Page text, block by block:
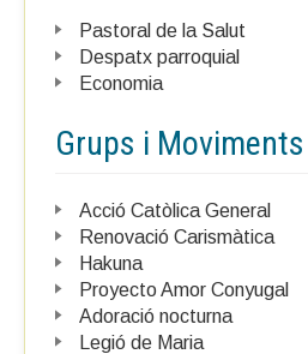
Pastoral de la Salut
Despatx parroquial
Economia
Grups i Moviments
Acció Catòlica General
Renovació Carismàtica
Hakuna
Proyecto Amor Conyugal
Adoració nocturna
Legió de Maria